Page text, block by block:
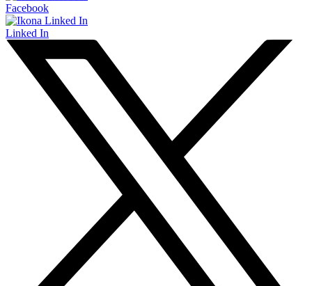
Facebook
Linked In